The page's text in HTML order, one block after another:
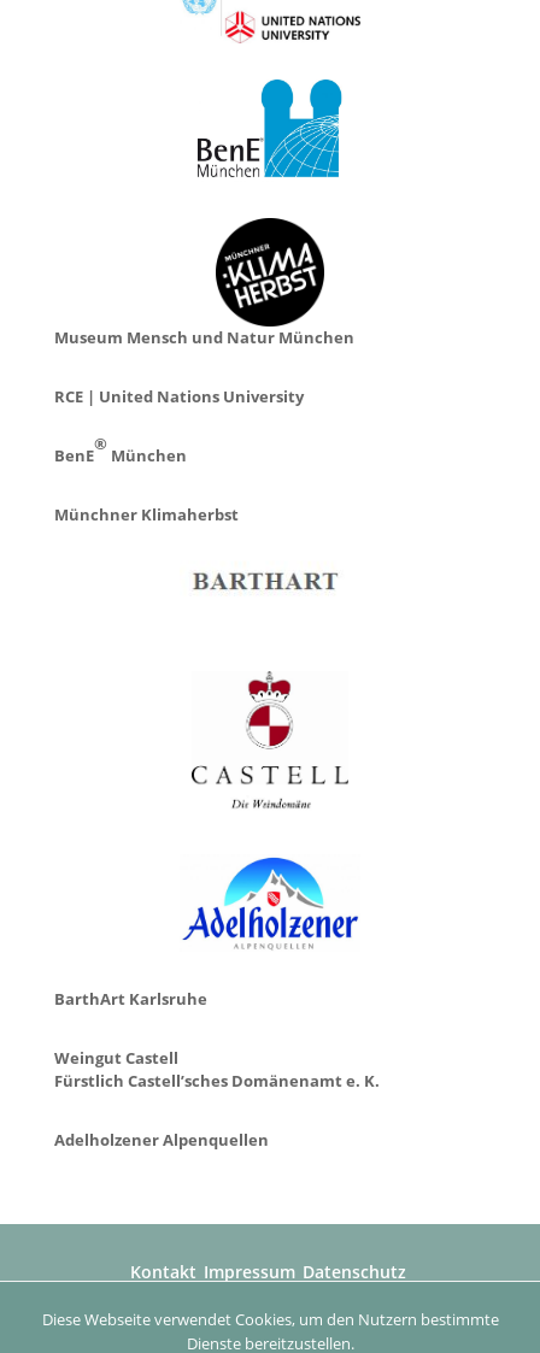
Museum Mensch und Natur München
RCE | United Nations University
BenE
®
München
Münchner Klimaherbst
BarthArt Karlsruhe
Weingut Castell
Fürstlich Castell’sches Domänenamt e. K.
Adelholzener Alpenquellen
Kontakt Impressum Datenschutz
© 2026 - Beatrice Voigt Kunst und Kulturprojekte & Edition
Diese Webseite verwendet Cookies, um den Nutzern bestimmte
Dienste bereitzustellen.